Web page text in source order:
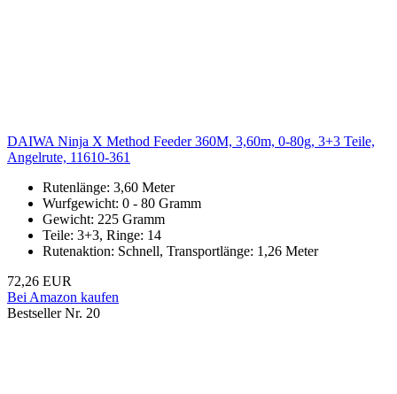
DAIWA Ninja X Method Feeder 360M, 3,60m, 0-80g, 3+3 Teile,
Angelrute, 11610-361
Rutenlänge: 3,60 Meter
Wurfgewicht: 0 - 80 Gramm
Gewicht: 225 Gramm
Teile: 3+3, Ringe: 14
Rutenaktion: Schnell, Transportlänge: 1,26 Meter
72,26 EUR
Bei Amazon kaufen
Bestseller Nr. 20